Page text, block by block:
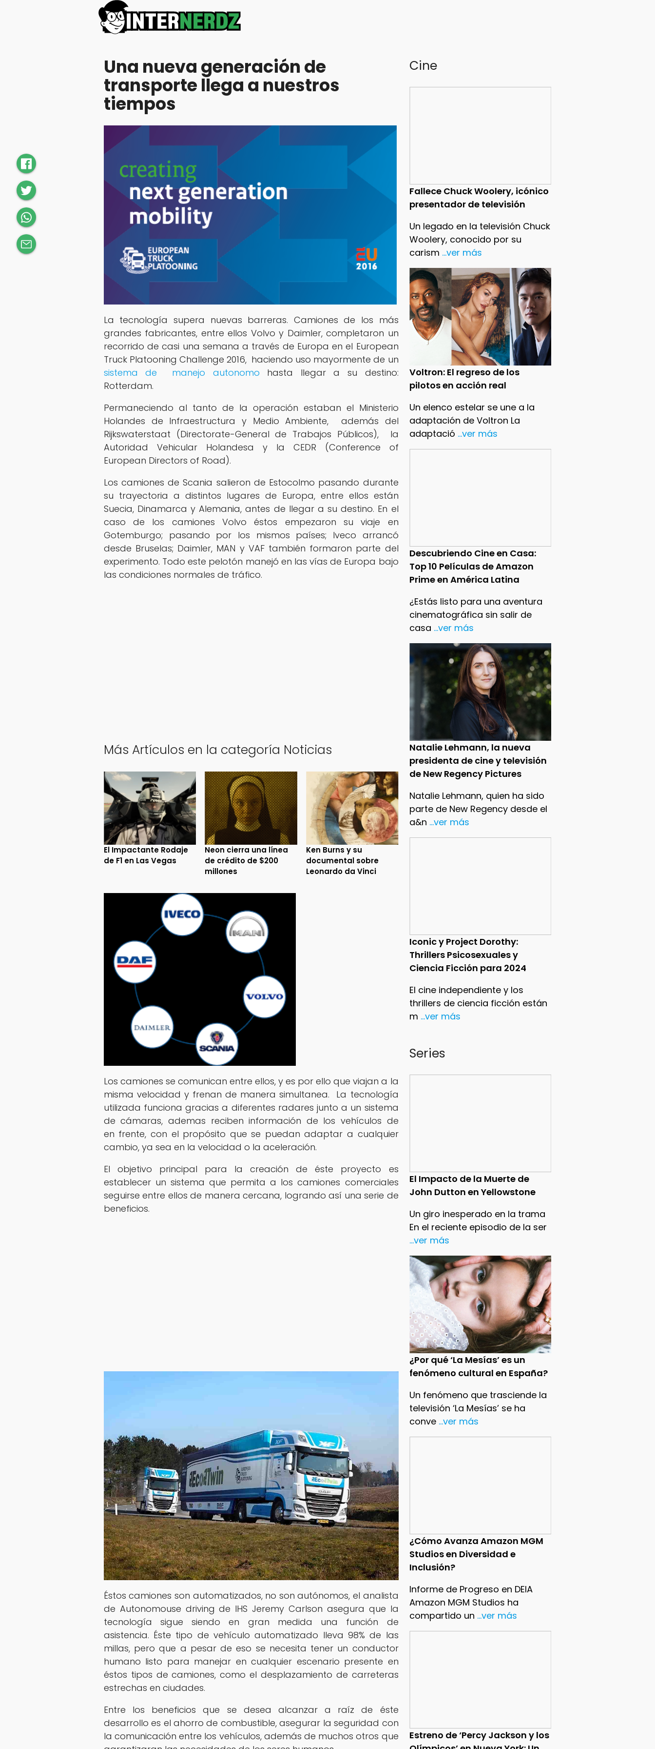
Cine
Fallece Chuck Woolery, icónico
presentador de televisión
Un legado en la televisión Chuck
Woolery, conocido por su
carism ...ver más
Voltron: El regreso de los
pilotos en acción real
Un elenco estelar se une a la
adaptación de Voltron La
adaptació ...ver más
Descubriendo Cine en Casa:
Top 10 Películas de Amazon
Prime en América Latina
¿Estás listo para una aventura
cinematográfica sin salir de
casa ...ver más
Natalie Lehmann, la nueva
presidenta de cine y televisión
de New Regency Pictures
Natalie Lehmann, quien ha sido
parte de New Regency desde el
a&n ...ver más
Iconic y Project Dorothy:
Thrillers Psicosexuales y
Ciencia Ficción para 2024
El cine independiente y los
thrillers de ciencia ficción están
m ...ver más
Series
El Impacto de la Muerte de
John Dutton en Yellowstone
Un giro inesperado en la trama
En el reciente episodio de la ser
...ver más
¿Por qué ‘La Mesías’ es un
fenómeno cultural en España?
Un fenómeno que trasciende la
televisión ‘La Mesías’ se ha
conve ...ver más
¿Cómo Avanza Amazon MGM
Studios en Diversidad e
Inclusión?
Informe de Progreso en DEIA
Amazon MGM Studios ha
compartido un ...ver más
Estreno de ‘Percy Jackson y los
Una nueva generación de
transporte llega a nuestros
tiempos
La tecnología supera nuevas barreras. Camiones de los más
grandes fabricantes, entre ellos Volvo y Daimler, completaron un
recorrido de casi una semana a través de Europa en el European
Truck Platooning Challenge 2016, haciendo uso mayormente de un
sistema de manejo autonomo hasta llegar a su destino:
Rotterdam.
Permaneciendo al tanto de la operación estaban el Ministerio
Holandes de Infraestructura y Medio Ambiente, además del
Rijkswaterstaat (Directorate-General de Trabajos Públicos), la
Autoridad Vehicular Holandesa y la CEDR (Conference of
European Directors of Road).
Los camiones de Scania salieron de Estocolmo pasando durante
su trayectoria a distintos lugares de Europa, entre ellos están
Suecia, Dinamarca y Alemania, antes de llegar a su destino. En el
caso de los camiones Volvo éstos empezaron su viaje en
Gotemburgo; pasando por los mismos países; Iveco arrancó
desde Bruselas; Daimler, MAN y VAF también formaron parte del
experimento. Todo este pelotón manejó en las vías de Europa bajo
las condiciones normales de tráfico.
Más Artículos en la categoría Noticias
El Impactante Rodaje
de F1 en Las Vegas
Neon cierra una línea
de crédito de $200
millones
Ken Burns y su
documental sobre
Leonardo da Vinci
Los camiones se comunican entre ellos, y es por ello que viajan a la
misma velocidad y frenan de manera simultanea. La tecnología
utilizada funciona gracias a diferentes radares junto a un sistema
de cámaras, ademas reciben información de los vehículos de
en frente, con el propósito que se puedan adaptar a cualquier
cambio, ya sea en la velocidad o la aceleración.
El objetivo principal para la creación de éste proyecto es
establecer un sistema que permita a los camiones comerciales
seguirse entre ellos de manera cercana, logrando así una serie de
beneficios.
Éstos camiones son automatizados, no son autónomos, el analista
de Autonomouse driving de IHS Jeremy Carlson asegura que la
tecnología sigue siendo en gran medida una función de
asistencia. Éste tipo de vehículo automatizado lleva 98% de las
millas, pero que a pesar de eso se necesita tener un conductor
humano listo para manejar en cualquier escenario presente en
éstos tipos de camiones, como el desplazamiento de carreteras
estrechas en ciudades.
Entre los beneficios que se desea alcanzar a raíz de éste
desarrollo es el ahorro de combustible, asegurar la seguridad con
la comunicación entre los vehículos, además de muchos otros que